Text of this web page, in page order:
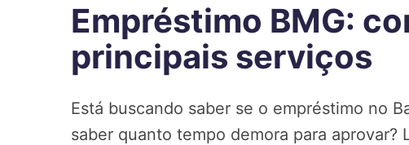
Empréstimo BMG:
principais serviços
Está buscando saber se o empréstimo no
saber quanto tempo demora para